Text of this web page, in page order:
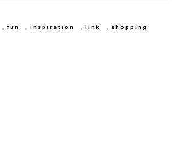
, fun , inspiration , link , shopping